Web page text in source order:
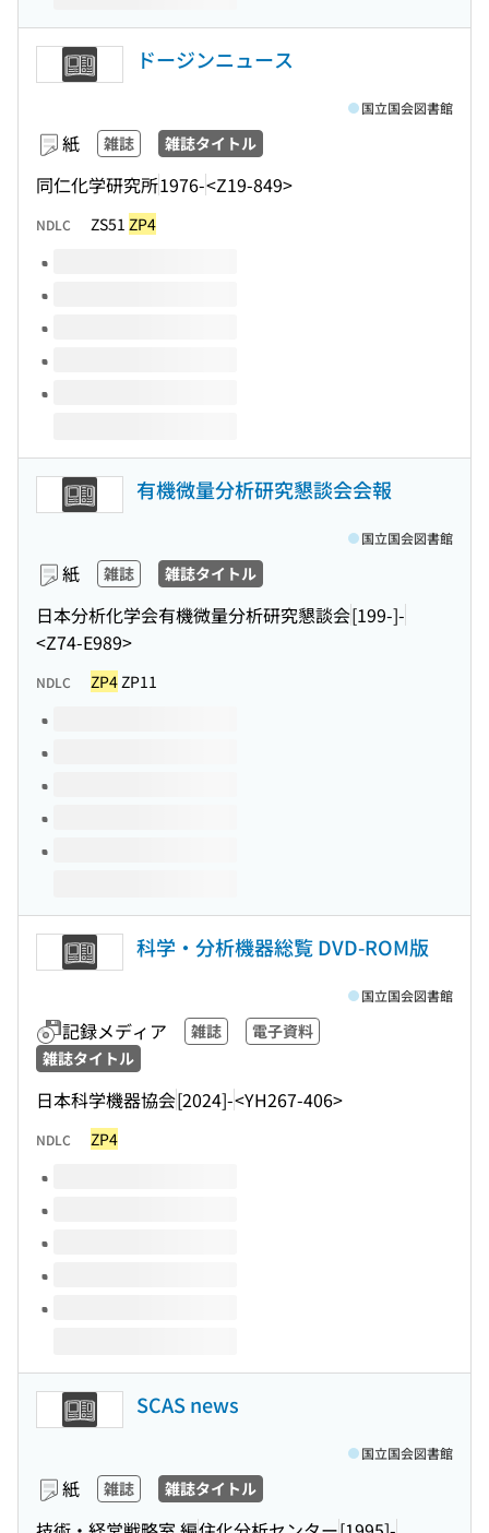
ドージンニュース
紙 雑誌 雑誌タイトル
同仁化学研究所1976-<Z19-849>
国立国会図書館
NDLC ZS51 ZP4
このタイトルの巻号
有機微量分析研究懇談会会報
紙 雑誌 雑誌タイトル
日本分析化学会有機微量分析研究懇談会[199-]-
<Z74-E989>
国立国会図書館
NDLC ZP4ZP11
このタイトルの巻号
科学・分析機器総覧 DVD-ROM版
記録メディア 雑誌
電子資料
雑誌タイトル
日本科学機器協会[2024]-<YH267-406>
国立国会図書館
NDLC ZP4
このタイトルの巻号
SCAS news
紙 雑誌 雑誌タイトル
国立国会図書館